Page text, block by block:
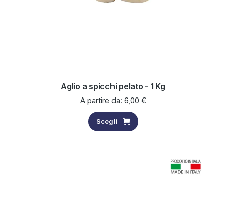
Aglio a spicchi pelato - 1 Kg
A partire da: 6,00 €
Scegli